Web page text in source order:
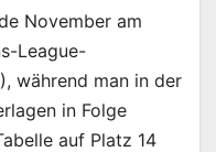
November am
League-
während man in der
in Folge
auf Platz 14